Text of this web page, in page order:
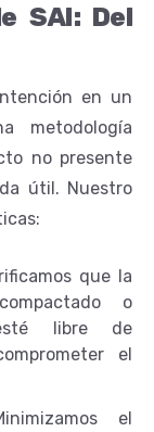
SAI: Del
en un
metodología
no presente
útil. Nuestro
que la
o
libre de
el
el